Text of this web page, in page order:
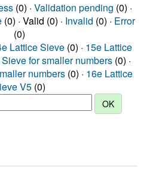
(0) · Validation pending (0) ·
(0) · Valid (0) · Invalid (0) · Error
(0)
Lattice Sieve (0) · 15e Lattice
for smaller numbers (0) ·
numbers (0) · 16e Lattice
V5 (0)